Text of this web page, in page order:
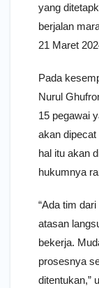
yang
berjalan
21 Maret
Pada
Nurul
15 pegawai
akan dipecat
hal itu akan
hukumnya
“Ada tim
atasan
bekerja.
prosesnya
ditentukan,”